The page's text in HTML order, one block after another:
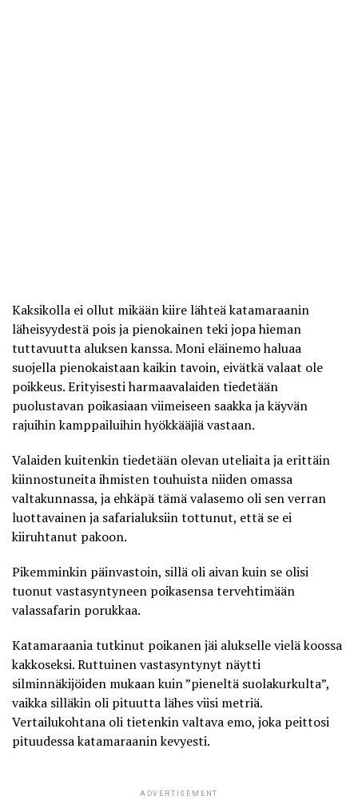
Kaksikolla ei ollut mikään kiire lähteä katamaraanin
läheisyydestä pois ja pienokainen teki jopa hieman
tuttavuutta aluksen kanssa. Moni eläinemo haluaa
suojella pienokaistaan kaikin tavoin, eivätkä valaat ole
poikkeus. Erityisesti harmaavalaiden tiedetään
puolustavan poikasiaan viimeiseen saakka ja käyvän
rajuihin kamppailuihin hyökkääjiä vastaan.
Valaiden kuitenkin tiedetään olevan uteliaita ja erittäin
kiinnostuneita ihmisten touhuista niiden omassa
valtakunnassa, ja ehkäpä tämä valasemo oli sen verran
luottavainen ja safarialuksiin tottunut, että se ei
kiiruhtanut pakoon.
Pikemminkin päinvastoin, sillä oli aivan kuin se olisi
tuonut vastasyntyneen poikasensa tervehtimään
valassafarin porukkaa.
Katamaraania tutkinut poikanen jäi alukselle vielä koossa
kakkoseksi. Ruttuinen vastasyntynyt näytti
silminnäkijöiden mukaan kuin ”pieneltä suolakurkulta”,
vaikka silläkin oli pituutta lähes viisi metriä.
Vertailukohtana oli tietenkin valtava emo, joka peittosi
pituudessa katamaraanin kevyesti.
ADVERTISEMENT